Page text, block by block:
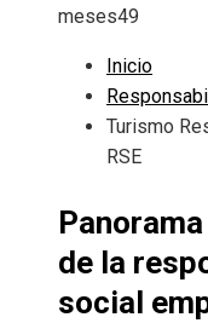
meses49
Inicio
Turismo
RSE
de la
social